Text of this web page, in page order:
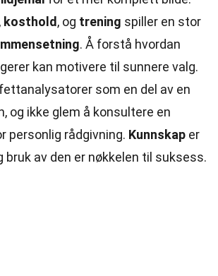
, kosthold , og trening spiller en stor
. Å forstå hvordan
kan motivere til sunnere valg.
som en del av en
og ikke glem å konsultere en
personlig rådgivning. Kunnskap er
bruk av den er nøkkelen til suksess.